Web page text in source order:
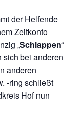
der Helfende
Zeitkonto
„Schlappen“
sich bei anderen
anderen
-ring schließt
Hof nun